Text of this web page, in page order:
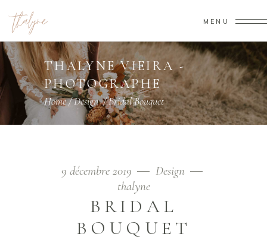
MENU
THALYNE VIEIRA -
PHOTOGRAPHE
Home/Design/Bridal Bouquet
9 décembre 2019
Design
thalyne
BRIDAL
BOUQUET